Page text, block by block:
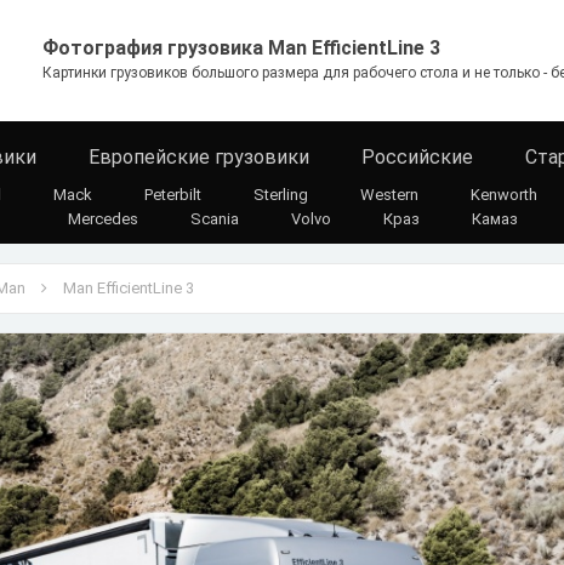
Фотография грузовика Man EfficientLine 3
Картинки грузовиков большого размера для рабочего стола и не только -
Европейские грузовики Российские
Mack Peterbilt Sterling Western
Kenworth
Mercedes
Scania Volvo Краз Камаз
Man EfficientLine 3